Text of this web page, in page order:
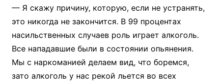
— Я скажу причину, которую, если не устранять,
это никогда не закончится. В 99 процентах
насильственных случаев роль играет алкоголь.
Все нападавшие были в состоянии опьянения.
Мы с наркоманией делаем вид, что боремся,
зато алкоголь у нас рекой льется во всех